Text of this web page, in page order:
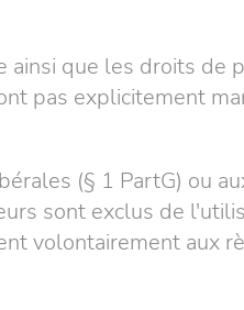
que les droits de
pas explicitement
(§ 1 PartG) ou
sont exclus de
volontairement aux